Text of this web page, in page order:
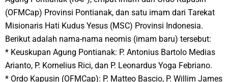
(OFMCap) Provinsi Pontianak, dan satu imam dari Tarekat
Misionaris Hati Kudus Yesus (MSC) Provinsi Indonesia.
Berikut adalah nama-nama neomis (imam baru) tersebut:
* ​Keuskupan Agung Pontianak: P. Antonius Bartolo Medias
Arianto, P. Kornelius Rici, dan P. Leonardus Yoga Febriano.
* ​Ordo Kapusin (OFMCap): P. Matteo Bascio, P. Willim James